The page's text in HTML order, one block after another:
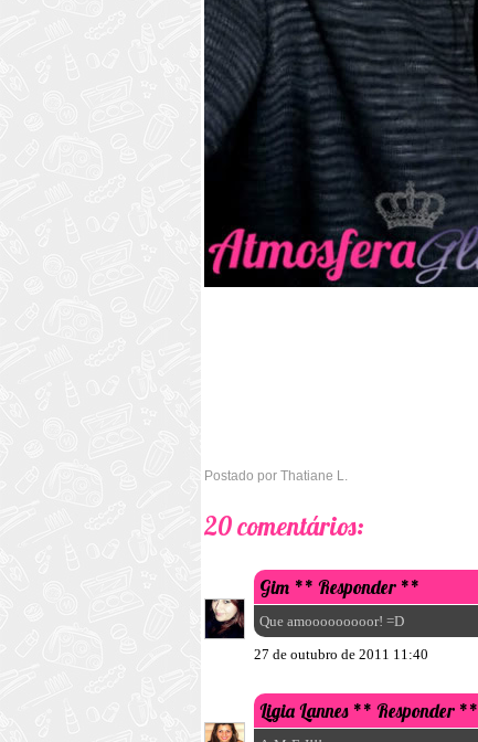
Postado por Thatiane L.
20 comentários:
Gim ** Responder **
Que amooooooooor! =D
27 de outubro de 2011 11:40
Ligia Lannes ** Responder **